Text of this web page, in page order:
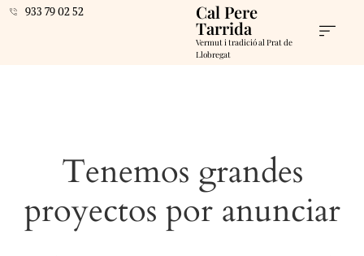
933 79 02 52 Cal Pere
Tarrida
Vermut i tradició al Prat de
Llobregat
Tenemos grandes
proyectos por anunciar